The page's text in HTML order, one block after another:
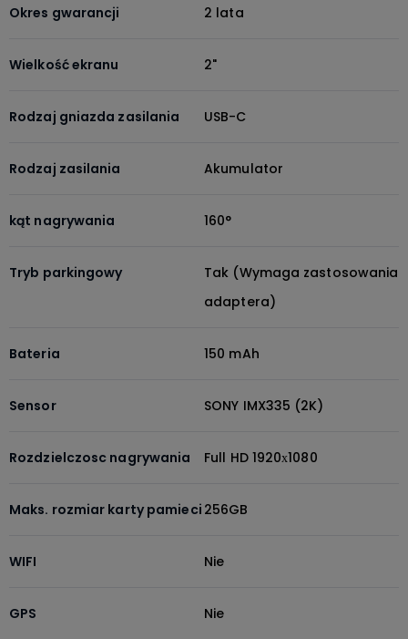
Okres gwarancji 2 lata
Wielkość ekranu 2"
Rodzaj gniazda zasilania USB-C
Rodzaj zasilania Akumulator
kąt nagrywania 160°
Tryb parkingowy
Tak (Wymaga zastosowania
adaptera)
Bateria 150 mAh
Sensor SONY IMX335 (2K)
Rozdzielczosc nagrywania Full HD 1920х1080
Maks. rozmiar karty pamieci 256GB
WIFI Nie
GPS Nie